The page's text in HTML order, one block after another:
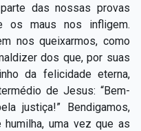
das nossas provas
os maus nos infligem.
nos queixarmos, como
dos que, por suas
da felicidade eterna,
de Jesus: “Bem-
justiça!” Bendigamos,
uma vez que as